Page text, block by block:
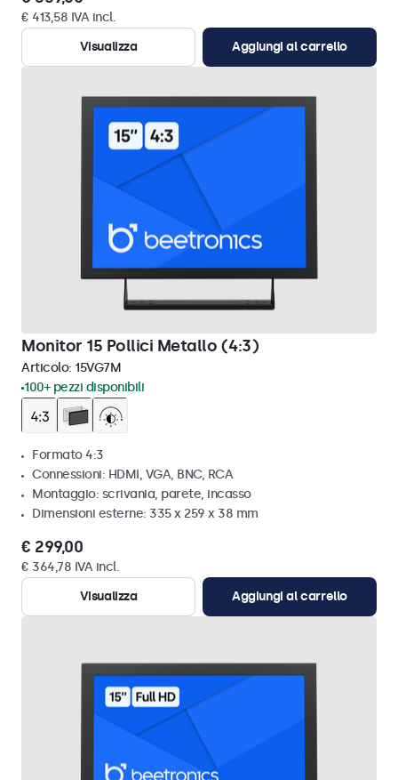
€ 413,58 IVA incl.
Visualizza
Aggiungi al carrello
Monitor 15 Pollici Metallo (4:3)
Articolo: 15VG7M
100+ pezzi disponibili
Formato 4:3
Connessioni: HDMI, VGA, BNC, RCA
Montaggio: scrivania, parete, incasso
Dimensioni esterne: 335 x 259 x 38 mm
€ 299,00
€ 364,78 IVA incl.
Visualizza
Aggiungi al carrello